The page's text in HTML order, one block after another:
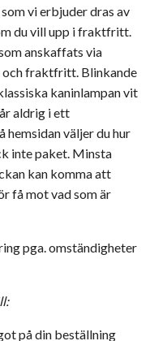
vi erbjuder dras av
du vill upp i fraktfritt.
anskaffats via
och fraktfritt. Blinkande
kaninlampan vit
aldrig i ett
väljer du hur
inte paket. Minsta
kan komma att
få mot vad som är
pga. omständigheter
på din beställning